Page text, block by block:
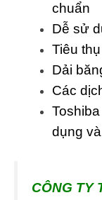
chuẩn
Dễ sử
Tiêu
Dải
Các
dụng
CÔNG TY